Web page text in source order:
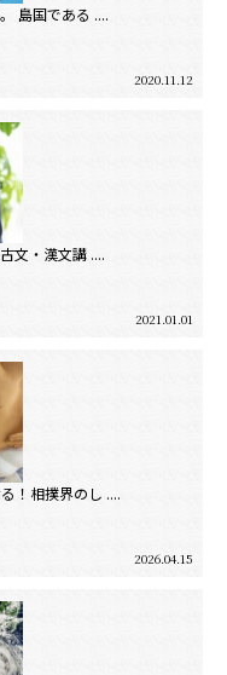
島国である ....
2020.11.12
文・漢文講 ....
2021.01.01
！相撲界のし ....
2026.04.15